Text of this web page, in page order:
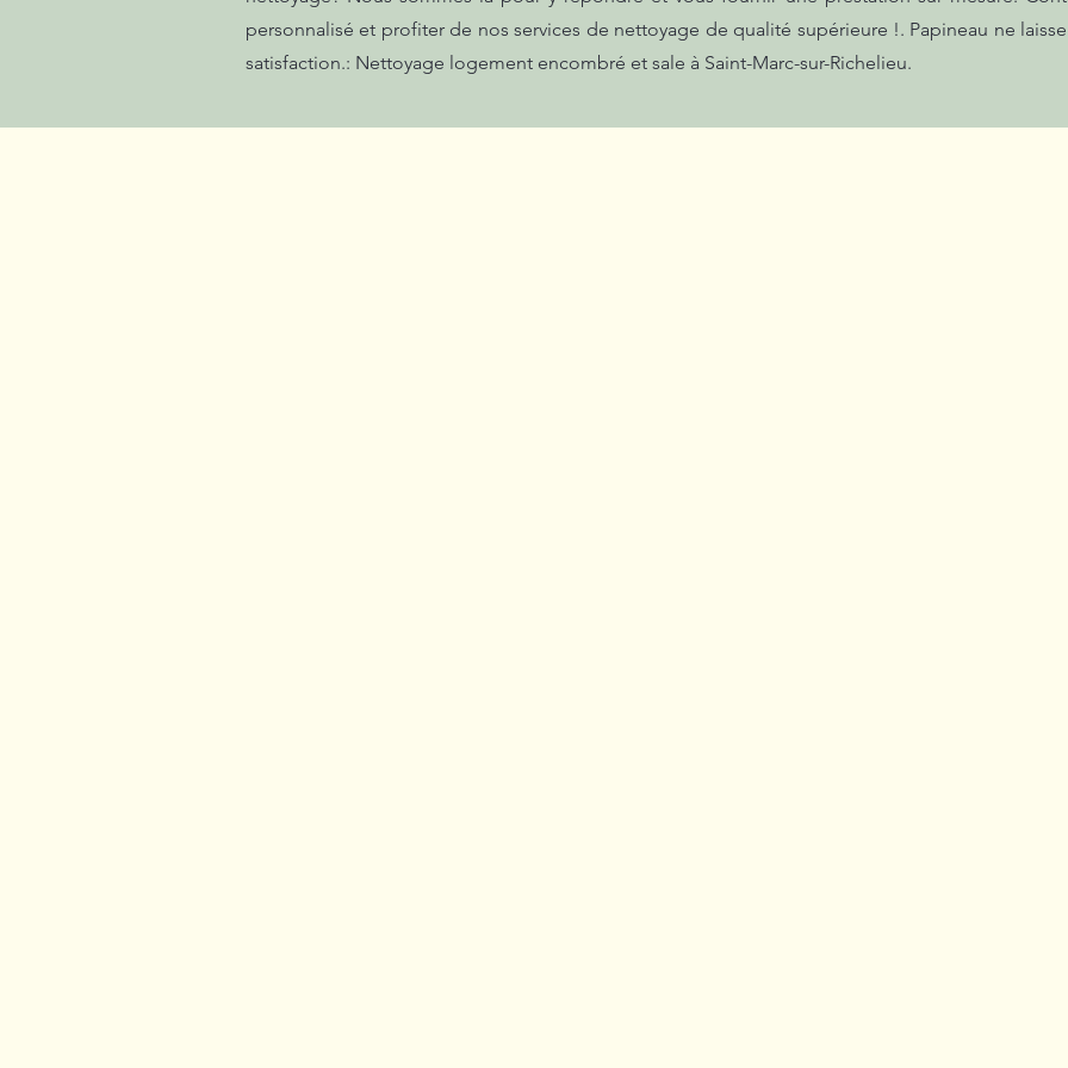
personnalisé et profiter de nos services de nettoyage de qualité supérieure !. Papineau ne
satisfaction.: Nettoyage logement encombré et sale à Saint-Marc-sur-Richelieu.